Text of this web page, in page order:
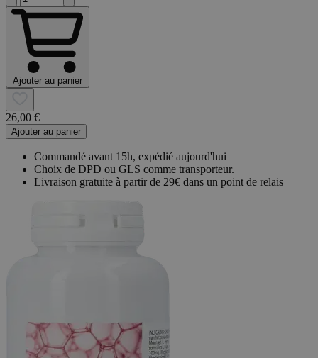
Ajouter au panier
26,00 €
Ajouter au panier
Commandé avant 15h, expédié aujourd'hui
Choix de DPD ou GLS comme transporteur.
Livraison gratuite à partir de 29€ dans un point de relais